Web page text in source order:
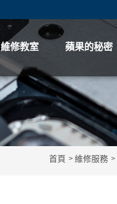
維修教室 蘋果的秘密
首頁 維修服務